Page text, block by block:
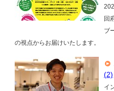
回
ブ
の視点からお届けいたします。
(2)
イ